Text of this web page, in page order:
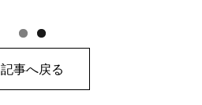
記事へ戻る